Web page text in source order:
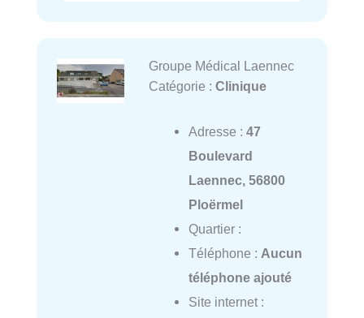
Groupe Médical Laennec
Catégorie : Clinique
Adresse : 47
Boulevard
Laennec, 56800
Ploërmel
Quartier :
Téléphone : Aucun
téléphone ajouté
Site internet :